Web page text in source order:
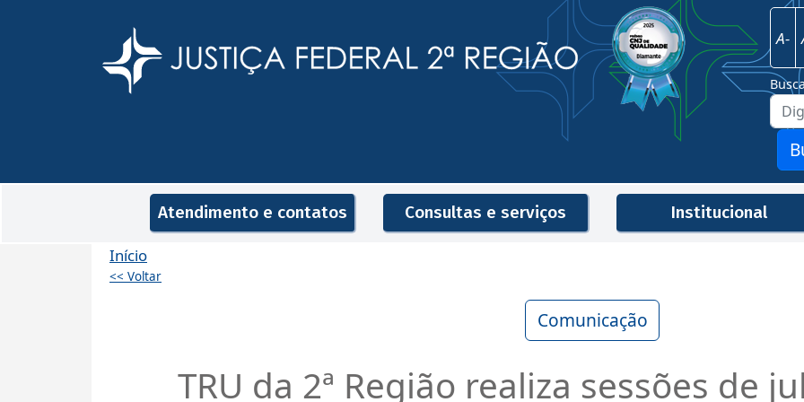
Justiça Federal - 2ª Região
Imagem
A-
Navegação principal
Atendimento e contatos Consultas e serviços Institucional
Início
<< Voltar
Comunicação
TRU da 2ª Região realiza sessões de